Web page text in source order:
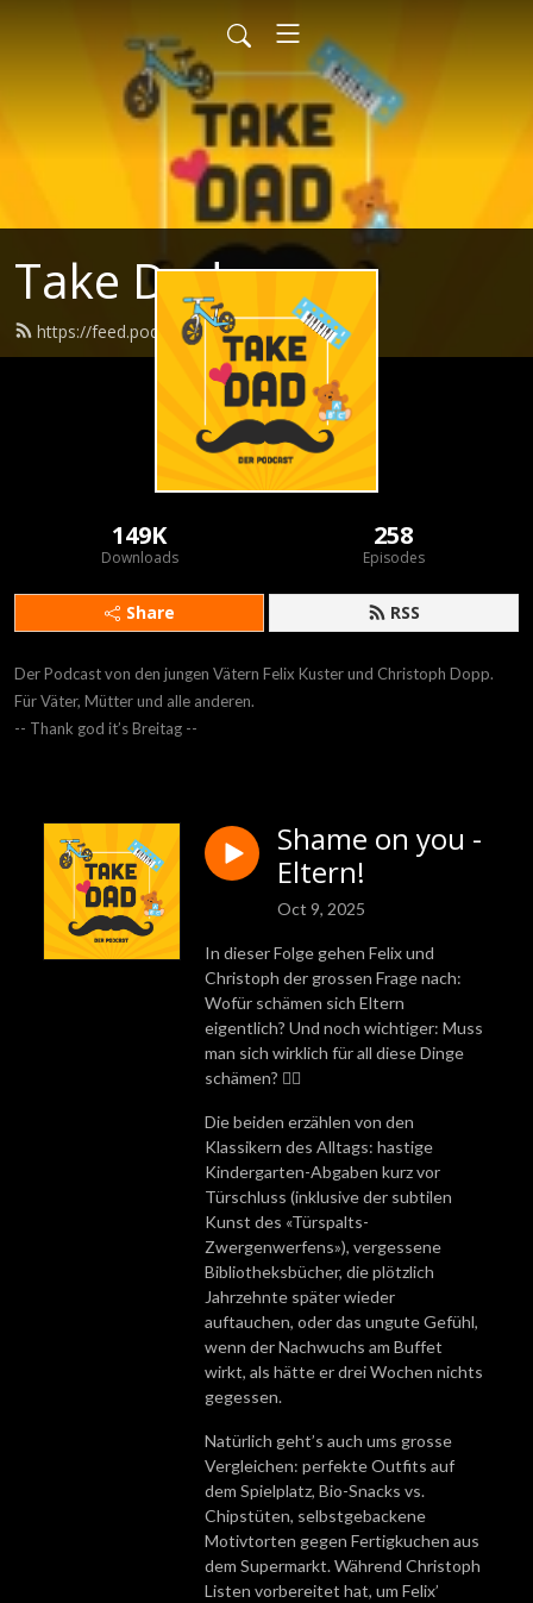
Take Dad
https://feed.podbean.com/takedad/feed.xml
149K
Downloads
258
Episodes
Share RSS
Der Podcast von den jungen Vätern Felix Kuster und Christoph Dopp.
Für Väter, Mütter und alle anderen.
-- Thank god it’s Breitag --
Shame on you -
Eltern!
Oct 9, 2025
In dieser Folge gehen Felix und
Christoph der grossen Frage nach:
Wofür schämen sich Eltern
eigentlich? Und noch wichtiger: Muss
man sich wirklich für all diese Dinge
schämen? 🤦‍♂️
Die beiden erzählen von den
Klassikern des Alltags: hastige
Kindergarten-Abgaben kurz vor
Türschluss (inklusive der subtilen
Kunst des «Türspalts-
Zwergenwerfens»), vergessene
Bibliotheksbücher, die plötzlich
Jahrzehnte später wieder
auftauchen, oder das ungute Gefühl,
wenn der Nachwuchs am Buffet
wirkt, als hätte er drei Wochen nichts
gegessen.
Natürlich geht’s auch ums grosse
Vergleichen: perfekte Outfits auf
dem Spielplatz, Bio-Snacks vs.
Chipstüten, selbstgebackene
Motivtorten gegen Fertigkuchen aus
dem Supermarkt. Während Christoph
Listen vorbereitet hat, um Felix’